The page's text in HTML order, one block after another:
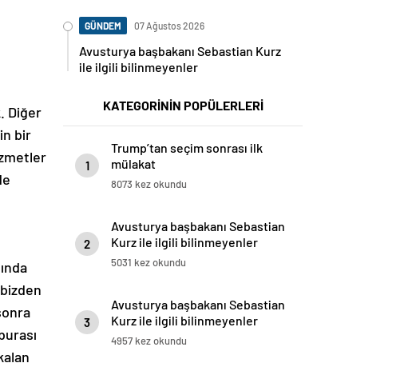
Diğer
bir
GÜNDEM 07 Ağustos 2026
Avusturya başbakanı Sebastian Kurz
ile ilgili bilinmeyenler
KATEGORİNİN POPÜLERLERİ
1
Trump’tan seçim sonrası ilk
mülakat
8073 kez okundu
2
Avusturya başbakanı Sebastian
Kurz ile ilgili bilinmeyenler
5031 kez okundu
3
Avusturya başbakanı Sebastian
Kurz ile ilgili bilinmeyenler
4957 kez okundu